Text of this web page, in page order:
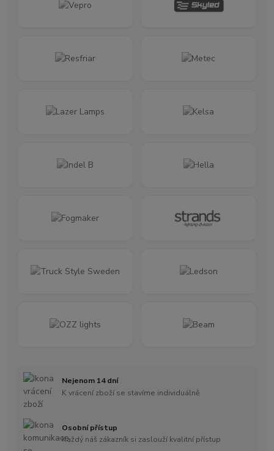
Nejenom 14 dní
K vrácení zboží se stavíme individuálně
Osobní přístup
Každý náš zákazník si zaslouží kvalitní přístup